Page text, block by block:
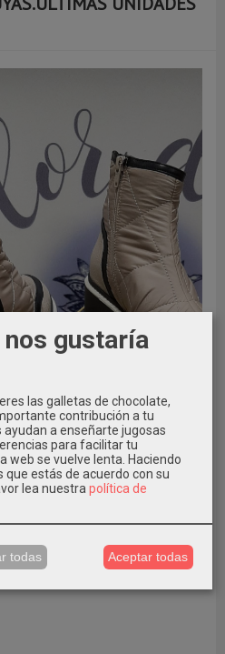
gustaría
las galletas de chocolate,
contribución a tu
a enseñarte jugosas
para facilitar tu
web se vuelve lenta. Haciendo
estás de acuerdo con su
lea nuestra política de
todas Aceptar todas